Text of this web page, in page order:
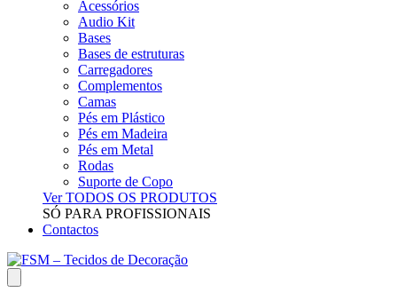
Acessórios
Audio Kit
Bases
Bases de estruturas
Carregadores
Complementos
Camas
Pés em Plástico
Pés em Madeira
Pés em Metal
Rodas
Suporte de Copo
Ver TODOS OS PRODUTOS
SÓ PARA PROFISSIONAIS
Contactos